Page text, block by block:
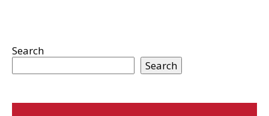
Search
Search